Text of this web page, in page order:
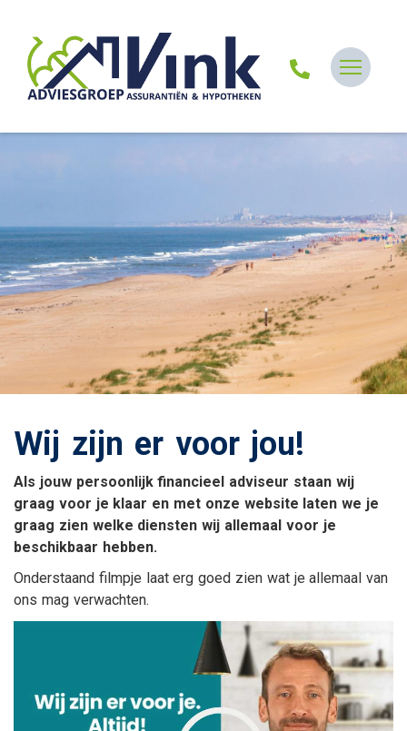
Wij zijn er voor jou!
Als jouw persoonlijk financieel adviseur staan wij
graag voor je klaar en met onze website laten we je
graag zien welke diensten wij allemaal voor je
beschikbaar hebben.
Onderstaand filmpje laat erg goed zien wat je allemaal van
ons mag verwachten.